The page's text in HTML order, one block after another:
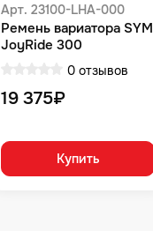
Арт. 23100-LHA-000
Ремень вариатора SYM
JoyRide 300
0 отзывов
19 375₽
Купить